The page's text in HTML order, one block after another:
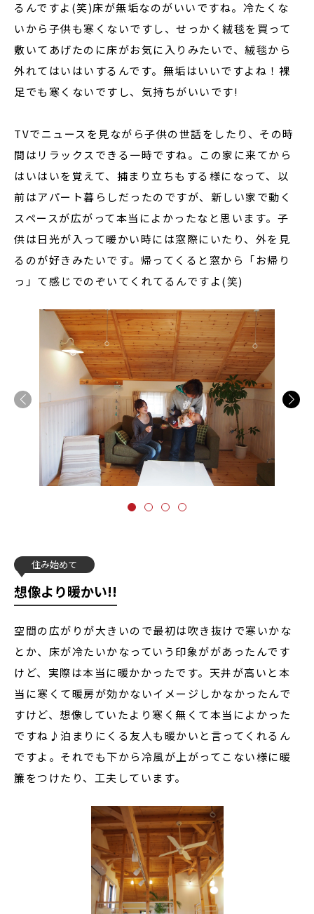
るんですよ(笑)床が無垢なのがいいですね。冷たくな
いから子供も寒くないですし、せっかく絨毯を買って
敷いてあげたのに床がお気に入りみたいで、絨毯から
外れてはいはいするんです。無垢はいいですよね！裸
足でも寒くないですし、気持ちがいいです!
TVでニュースを見ながら子供の世話をしたり、その時
間はリラックスできる一時ですね。この家に来てから
はいはいを覚えて、捕まり立ちもする様になって、以
前はアパート暮らしだったのですが、新しい家で動く
スペースが広がって本当によかったなと思います。子
供は日光が入って暖かい時には窓際にいたり、外を見
るのが好きみたいです。帰ってくると窓から「お帰り
っ」て感じでのぞいてくれてるんですよ(笑)
住み始めて
想像より暖かい!!
空間の広がりが大きいので最初は吹き抜けで寒いかな
とか、床が冷たいかなっていう印象ががあったんです
けど、実際は本当に暖かかったです。天井が高いと本
当に寒くて暖房が効かないイメージしかなかったんで
すけど、想像していたより寒く無くて本当によかった
ですね♪泊まりにくる友人も暖かいと言ってくれるん
ですよ。それでも下から冷風が上がってこない様に暖
簾をつけたり、工夫しています。